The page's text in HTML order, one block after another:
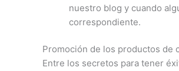
nuestro blog y cuando
correspondiente.
Promoción de los productos de
Entre los secretos para tener